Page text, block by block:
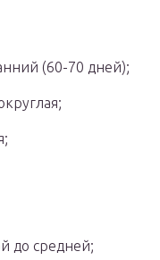
(60-70 дней);
до средней;